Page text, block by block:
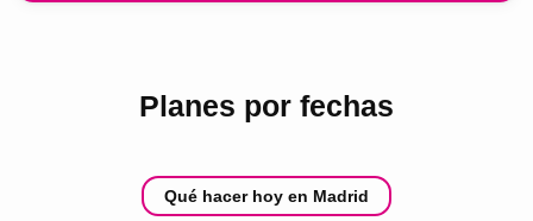
Planes por fechas
Qué hacer hoy en Madrid